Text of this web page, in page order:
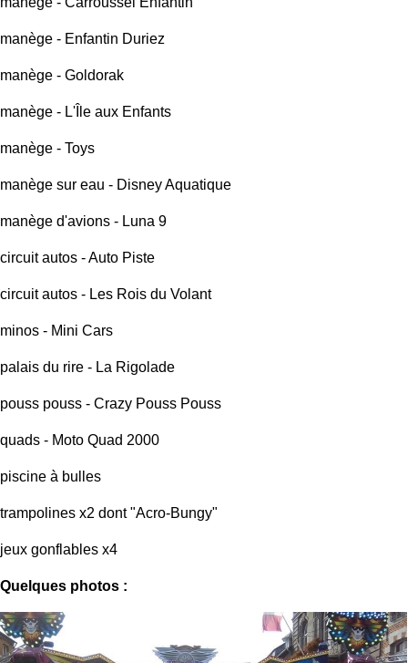
manège - Enfantin Duriez
manège - Goldorak
manège - L'Île aux Enfants
manège - Toys
manège sur eau - Disney Aquatique
manège d'avions - Luna 9
circuit autos - Auto Piste
circuit autos - Les Rois du Volant
minos - Mini Cars
palais du rire - La Rigolade
pouss pouss - Crazy Pouss Pouss
quads - Moto Quad 2000
piscine à bulles
trampolines x2 dont "Acro-Bungy"
jeux gonflables x4
Quelques photos :